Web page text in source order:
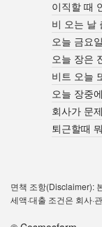
이직할 때
비 오는 날
오늘 금요
오늘 장은
비트 오늘
오늘 장중
회사가 문
퇴근할때
면책 조항(Disclaimer):
세액·대출 조건은 회사·